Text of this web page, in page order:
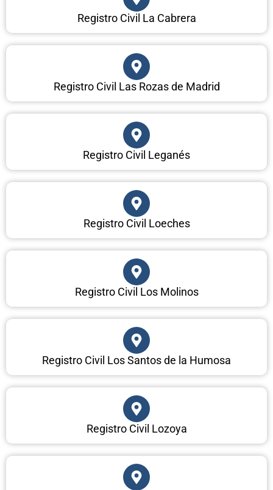
Registro Civil La Cabrera
Registro Civil Las Rozas de Madrid
Registro Civil Leganés
Registro Civil Loeches
Registro Civil Los Molinos
Registro Civil Los Santos de la Humosa
Registro Civil Lozoya